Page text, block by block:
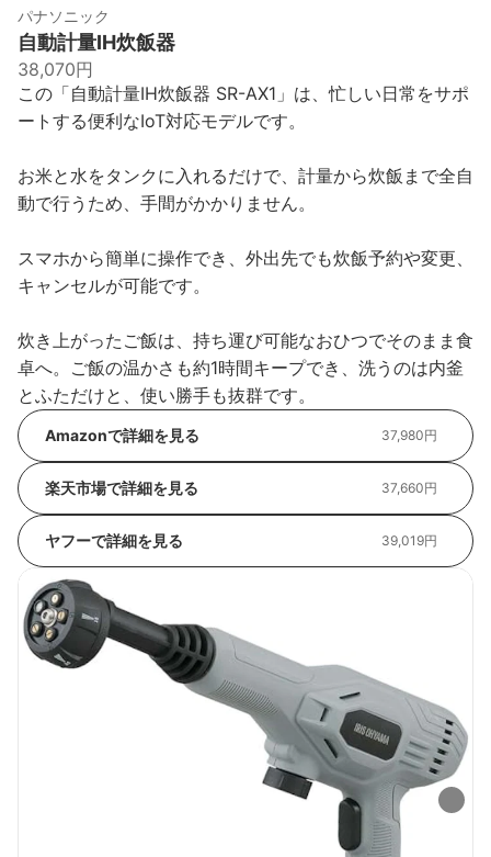
パナソニック
自動計量IH炊飯器
38,070円
この「自動計量IH炊飯器 SR-AX1」は、忙しい日常をサポ
ートする便利なIoT対応モデルです。
お米と水をタンクに入れるだけで、計量から炊飯まで全自
動で行うため、手間がかかりません。
スマホから簡単に操作でき、外出先でも炊飯予約や変更、
キャンセルが可能です。
炊き上がったご飯は、持ち運び可能なおひつでそのまま食
卓へ。ご飯の温かさも約1時間キープでき、洗うのは内釜
とふただけと、使い勝手も抜群です。
Amazonで詳細を見る 37,980円
楽天市場で詳細を見る 37,660円
ヤフーで詳細を見る 39,019円